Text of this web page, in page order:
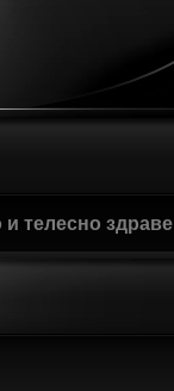
телесно здраве